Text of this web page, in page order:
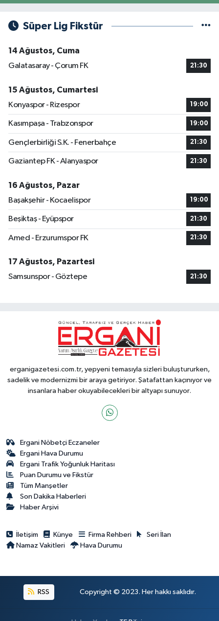
Süper Lig Fikstür
14 Ağustos, Cuma
Galatasaray - Çorum FK
21:30
15 Ağustos, Cumartesi
Konyaspor - Rizespor
19:00
Kasımpaşa - Trabzonspor 19:00
Gençlerbirliği S.K. - Fenerbahçe 21:30
Gaziantep FK - Alanyaspor 21:30
16 Ağustos, Pazar
Başakşehir - Kocaelispor
19:00
Beşiktaş - Eyüpspor 21:30
Amed - Erzurumspor FK 21:30
17 Ağustos, Pazartesi
Samsunspor - Göztepe
21:30
erganigazetesi.com.tr, yepyeni temasıyla sizleri buluştururken,
sadelik ve modernizmi bir araya getiriyor. Şatafattan kaçınıyor ve
insanlara haber okuyabilecekleri bir altyapı sunuyor.
Ergani Nöbetçi Eczaneler
Ergani Hava Durumu
Ergani Trafik Yoğunluk Haritası
Puan Durumu ve Fikstür
Tüm Manşetler
Son Dakika Haberleri
Haber Arşivi
İletişim Künye Firma Rehberi
Seri İlan
Namaz Vakitleri
Hava Durumu
RSS Copyright © 2023. Her hakkı saklıdır.